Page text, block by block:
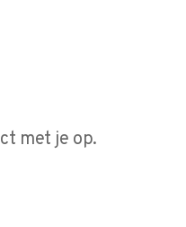
met je op.